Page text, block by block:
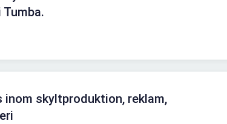
inom skyltproduktion, reklam,